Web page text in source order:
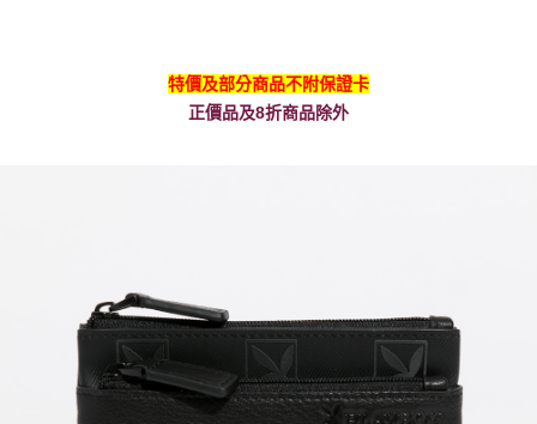
特價及部分商品不附保證卡
正價品及8折商品除外